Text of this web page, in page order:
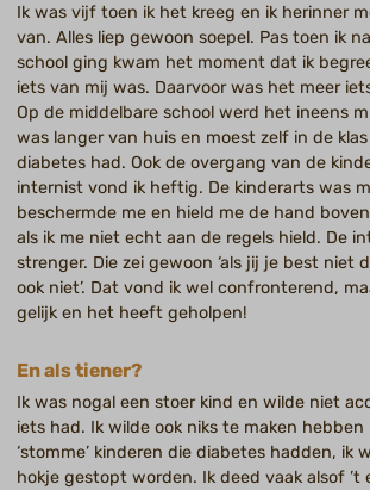
Ik was vijf toen ik het kreeg en ik herinner
van. Alles liep gewoon soepel. Pas toen ik
school ging kwam het moment dat ik
iets van mij was. Daarvoor was het meer
Op de middelbare school werd het ineens
was langer van huis en moest zelf in de
diabetes had. Ook de overgang van de
internist vond ik heftig. De kinderarts was
beschermde me en hield me de hand
als ik me niet echt aan de regels hield. De
strenger. Die zei gewoon ‘als jij je best niet
ook niet’. Dat vond ik wel confronterend,
gelijk en het heeft geholpen!
En als tiener?
Ik was nogal een stoer kind en wilde niet
iets had. Ik wilde ook niks te maken
‘stomme’ kinderen die diabetes hadden, ik
hokje gestopt worden. Ik deed vaak alsof ’t